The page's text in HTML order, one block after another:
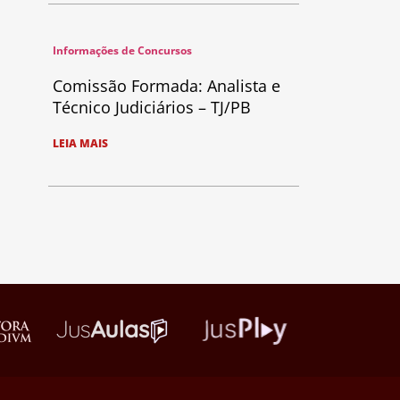
Informações de Concursos
Comissão Formada: Analista e
Técnico Judiciários – TJ/PB
LEIA MAIS